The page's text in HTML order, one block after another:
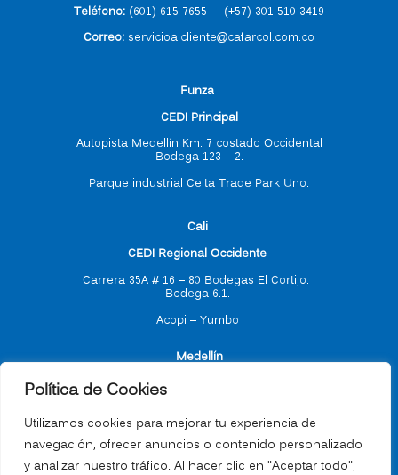
Política de Cookies
Utilizamos cookies para mejorar tu experiencia de
navegación, ofrecer anuncios o contenido personalizado
y analizar nuestro tráfico. Al hacer clic en "Aceptar todo",
Teléfono: (601) 615 7655 – (+57) 301 510 3419
Correo: servicioalcliente@cafarcol.com.co
Funza
CEDI Principal
Autopista Medellín Km. 7 costado Occidental
Bodega 123 – 2.
Parque industrial Celta Trade Park Uno.
Cali
CEDI Regional Occidente
Carrera 35A # 16 – 80 Bodegas El Cortijo.
Bodega 6.1.
Acopi – Yumbo
Medellín
Carrera 55 # 77 -17